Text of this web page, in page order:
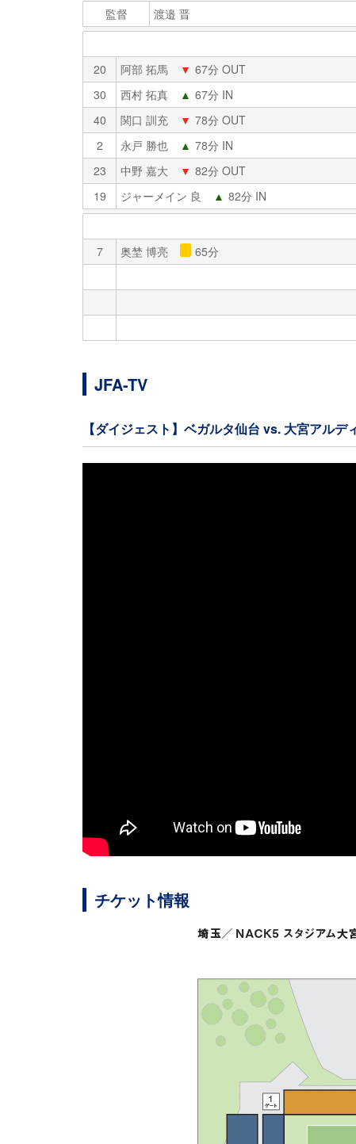
監督
渡邉 晋
20
阿部 拓馬 ▼ 67分 OUT
30
西村 拓真 ▲ 67分 IN
40
関口 訓充 ▼ 78分 OUT
2
永戸 勝也 ▲ 78分 IN
23
中野 嘉大 ▼ 82分 OUT
19
ジャーメイン 良 ▲ 82分 IN
7
奥埜 博亮 65分
JFA-TV
【ダイジェスト】ベガルタ仙台 vs. 大宮アルデ
チケット情報